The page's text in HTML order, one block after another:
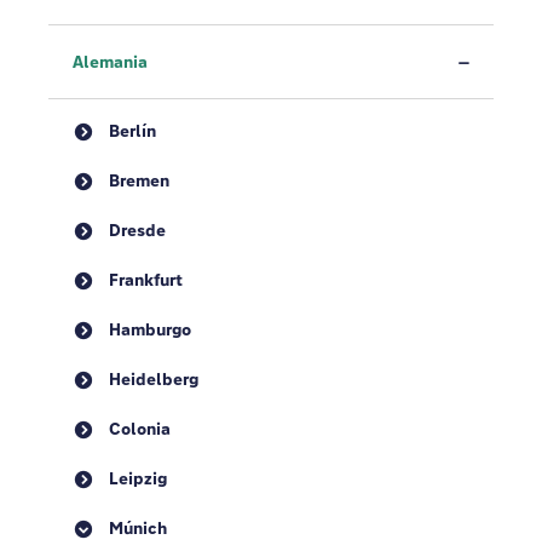
Alemania
Berlín
Bremen
Dresde
Frankfurt
Hamburgo
Heidelberg
Colonia
Leipzig
Múnich